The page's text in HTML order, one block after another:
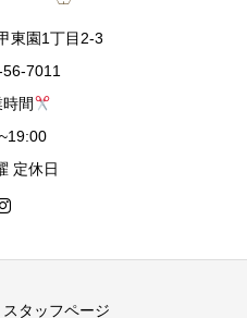
東園1丁目2-3
7011
間
定休日
スタッフページ